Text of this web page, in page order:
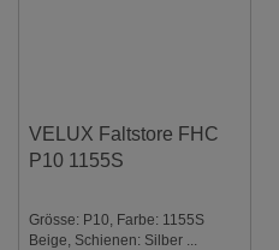
VELUX Faltstore FHC
P10 1155S
Grösse: P10, Farbe: 1155S
Beige, Schienen: Silber ...